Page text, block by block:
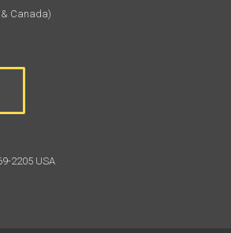
& Canada)
2205 USA